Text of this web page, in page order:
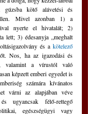
gúzsba kötő alávetési és
Mivel azonban 1) a
nyerte el hivatalát; 2)
lett; 3) édesanyja „meghalt
és a kötelező
Nos, ha az igazodási és
valamint a vírustól való
képzett emberi egyedet is
számára kívánatos
várni az alapjában véve
ugyancsak félő-rettegő
egészségügyi vagy